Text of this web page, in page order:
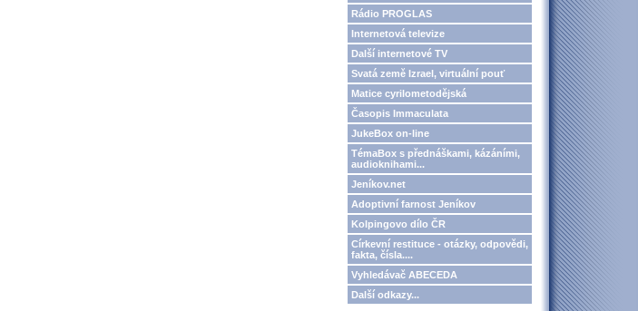
Rádio PROGLAS
Internetová televize
Další internetové TV
Svatá země Izrael, virtuální pouť
Matice cyrilometodějská
Časopis Immaculata
JukeBox on-line
TémaBox s přednáškami, kázáními,
audioknihami...
Jeníkov.net
Adoptivní farnost Jeníkov
Kolpingovo dílo ČR
Církevní restituce - otázky, odpovědi,
fakta, čísla....
Vyhledávač ABECEDA
Další odkazy...